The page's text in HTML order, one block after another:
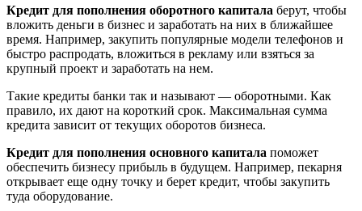
Кредит для пополнения оборотного капитала берут, чтобы
вложить деньги в бизнес и заработать на них в ближайшее
время. Например, закупить популярные модели телефонов и
быстро распродать, вложиться в рекламу или взяться за
крупный проект и заработать на нем.
Такие кредиты банки так и называют — оборотными. Как
правило, их дают на короткий срок. Максимальная сумма
кредита зависит от текущих оборотов бизнеса.
Кредит для пополнения основного капитала поможет
обеспечить бизнесу прибыль в будущем. Например, пекарня
открывает еще одну точку и берет кредит, чтобы закупить
туда оборудование.